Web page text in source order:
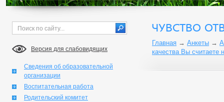
Версия для слабовидящих
Сведения об образовательной
организации
Воспитательная работа
Родительский комитет
ЧУВСТВО
Главная → Анкеты →
качества Вы считаете